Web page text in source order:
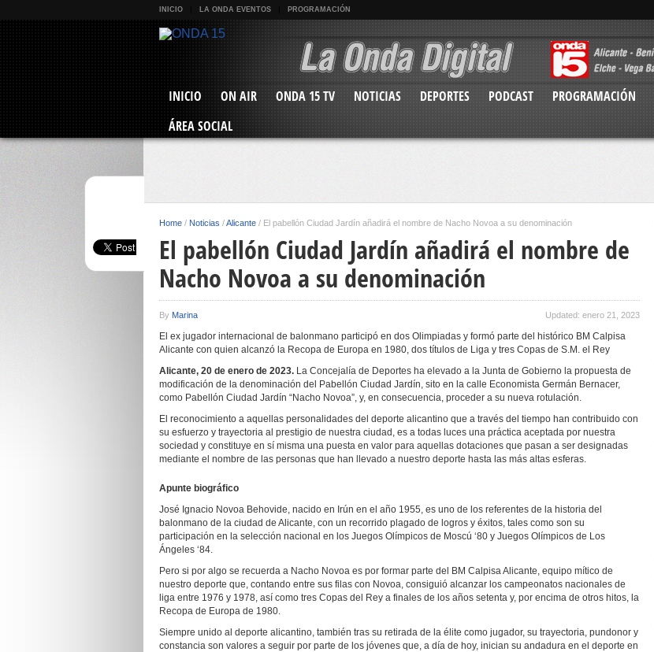
INICIO LA ONDA EVENTOS PROGRAMACIÓN
INICIO ON AIR ONDA 15 TV NOTICIAS DEPORTES PODCAST PROGRAMACIÓN
ÁREA SOCIAL
Home / Noticias /Alicante / El pabellón Ciudad Jardín añadirá el nombre de Nacho Novoa a su denominación
El pabellón Ciudad Jardín añadirá el nombre de
Nacho Novoa a su denominación
By Marina Updated: enero 21, 2023
El ex jugador internacional de balonmano participó en dos Olimpiadas y formó parte del histórico BM Calpisa
Alicante con quien alcanzó la Recopa de Europa en 1980, dos títulos de Liga y tres Copas de S.M. el Rey
Alicante, 20 de enero de 2023. La Concejalía de Deportes ha elevado a la Junta de Gobierno la propuesta de
modificación de la denominación del Pabellón Ciudad Jardín, sito en la calle Economista Germán Bernacer,
como Pabellón Ciudad Jardín “Nacho Novoa”, y, en consecuencia, proceder a su nueva rotulación.
El reconocimiento a aquellas personalidades del deporte alicantino que a través del tiempo han contribuido con
su esfuerzo y trayectoria al prestigio de nuestra ciudad, es a todas luces una práctica aceptada por nuestra
sociedad y constituye en sí misma una puesta en valor para aquellas dotaciones que pasan a ser designadas
mediante el nombre de las personas que han llevado a nuestro deporte hasta las más altas esferas.
Apunte biográfico
José Ignacio Novoa Behovide, nacido en Irún en el año 1955, es uno de los referentes de la historia del
balonmano de la ciudad de Alicante, con un recorrido plagado de logros y éxitos, tales como son su
participación en la selección nacional en los Juegos Olímpicos de Moscú ‘80 y Juegos Olímpicos de Los
Ángeles ‘84.
Pero si por algo se recuerda a Nacho Novoa es por formar parte del BM Calpisa Alicante, equipo mítico de
nuestro deporte que, contando entre sus filas con Novoa, consiguió alcanzar los campeonatos nacionales de
liga entre 1976 y 1978, así como tres Copas del Rey a finales de los años setenta y, por encima de otros hitos, la
Recopa de Europa de 1980.
Siempre unido al deporte alicantino, también tras su retirada de la élite como jugador, su trayectoria, pundonor y
constancia son valores a seguir por parte de los jóvenes que, a día de hoy, inician su andadura en el deporte en